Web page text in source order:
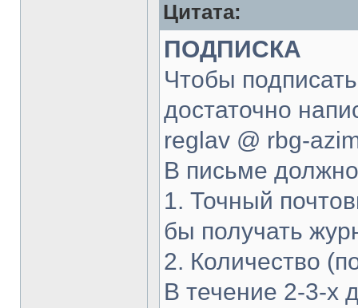
Цитата:
ПОДПИСКА
Чтобы
достаточно
reglav @ rbg-
В письме
1. Точный
бы получать
2. Количество
В течение 2-3-х